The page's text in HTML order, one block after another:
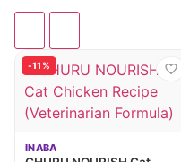
-11%
INABA